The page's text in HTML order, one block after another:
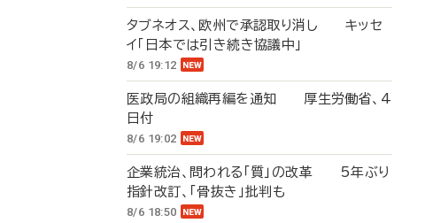
タブネオス、欧州で承認取り消し キッセ
イ「日本では引き続き協議中」
8/6 19:12
医政局の組織再編を通知 厚生労働省、4
日付
8/6 19:02
企業統治、問われる「質」の改革 5年ぶり
指針改訂、「骨抜き」批判も
8/6 18:50